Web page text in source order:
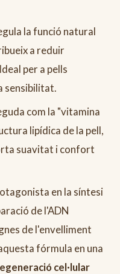
la funció natural
a reduir
per a pells
sensibilitat.
com la "vitamina
lipídica de la pell,
suavitat i confort
en la síntesi
de l'ADN
de l'envelliment
fórmula en una
cel·lular